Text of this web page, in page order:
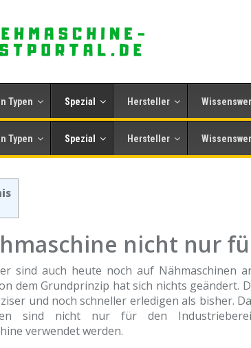
Typen Spezial Hersteller
Typen Spezial Hersteller
nicht nur
sind auch heute noch auf Nähmaschinen
dem Grundprinzip hat sich nichts geändert.
und noch schneller erledigen als bisher.
sind nicht nur für den
verwendet werden.